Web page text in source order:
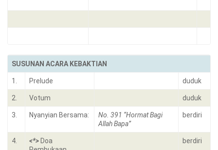
SUSUNAN ACARA KEBAKTIAN
1. Prelude duduk
2. Votum duduk
3. Nyanyian Bersama:
No. 391 “Hormat Bagi
Allah Bapa”
berdiri
4. <*> Doa
berdiri